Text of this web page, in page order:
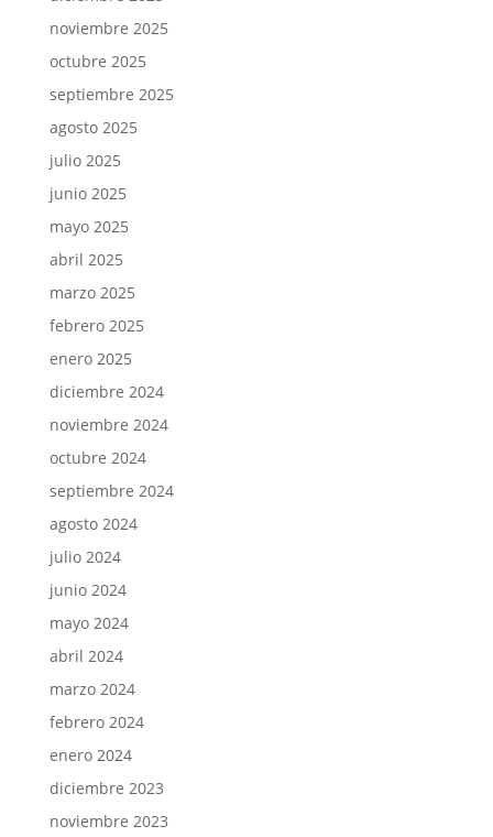
noviembre 2025
octubre 2025
septiembre 2025
agosto 2025
julio 2025
junio 2025
mayo 2025
abril 2025
marzo 2025
febrero 2025
enero 2025
diciembre 2024
noviembre 2024
octubre 2024
septiembre 2024
agosto 2024
julio 2024
junio 2024
mayo 2024
abril 2024
marzo 2024
febrero 2024
enero 2024
diciembre 2023
noviembre 2023